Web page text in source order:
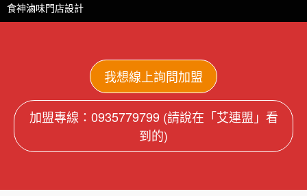
食神滷味門店設計
食神滷味門店設計
食神滷味門店設計
食神滷味門店設計
我想線上詢問加盟
加盟專線：0935779799 (請說在「艾連盟」看
到的)